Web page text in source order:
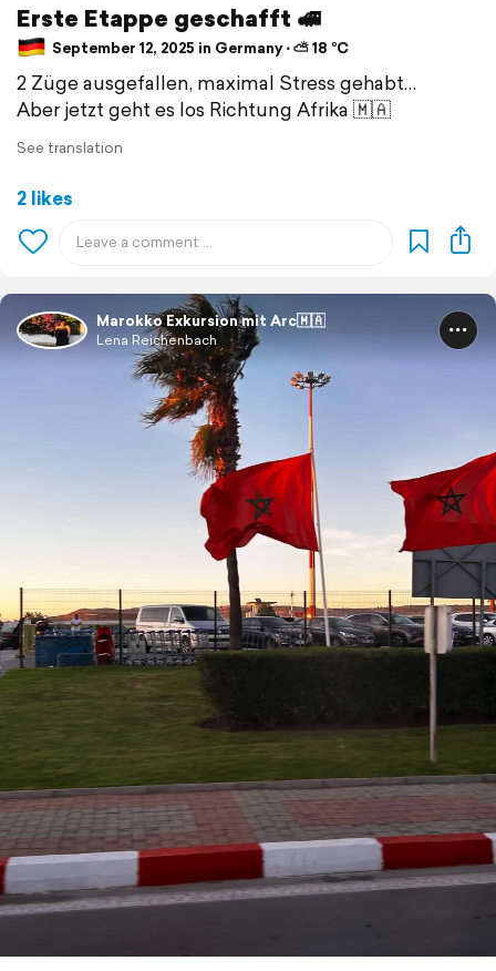
Erste Etappe geschafft 🚅
September 12, 2025 in Germany ⋅ ⛅ 18 °C
2 Züge ausgefallen, maximal Stress gehabt…
Aber jetzt geht es los Richtung Afrika 🇲🇦
See translation
2 likes
Marokko Exkursion mit Arc🇲🇦
Lena Reichenbach